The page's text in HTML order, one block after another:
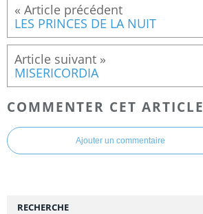
LES PRINCES DE LA NUIT
MISERICORDIA
COMMENTER CET ARTICLE
Ajouter un commentaire
RECHERCHE